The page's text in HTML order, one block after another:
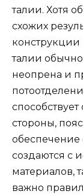
талии. Хотя
схожих
талии обычно
неопрена и
стороны,
создаются с
материалов,
важно